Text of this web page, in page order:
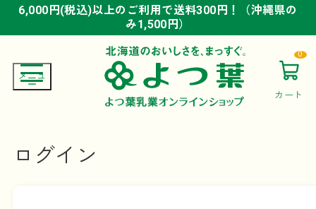
6,000円(税込)以上のご利用で送料300円！（沖縄県の
み1,500円）
6,000円(税込)以上のご利用で送料300円！（沖縄県の
み1,500円）
6,000円(税込)以上のご利用で送料300円！（沖縄県の
み1,500円）
カート
0
ログイン